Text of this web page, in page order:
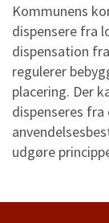
Kommunens
dispensere fra
dispensation
regulerer
placering. Der
dispenseres
udgøre